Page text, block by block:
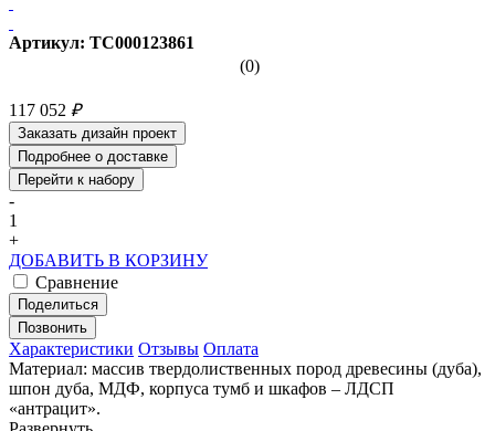
Артикул: ТС000123861
(0)
117 052 ₽
Заказать дизайн проект
Подробнее о доставке
Перейти к набору
-
1
+
ДОБАВИТЬ В КОРЗИНУ
Сравнение
Поделиться
Позвонить
Характеристики Отзывы Оплата
Материал: массив твердолиственных пород древесины (дуба),
шпон дуба, МДФ, корпуса тумб и шкафов – ЛДСП
«антрацит».